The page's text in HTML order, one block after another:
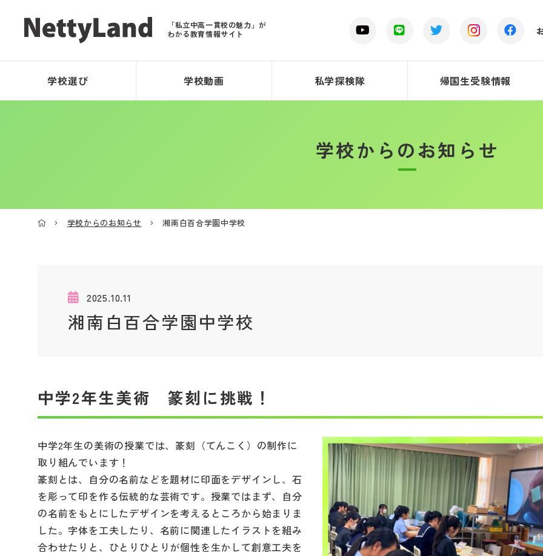
「私立中高一貫校の魅力」が
わかる教育情報サイト
学校選び 学校動画 私学探検隊 帰国生受験情報
学校からのお知らせ
学校からのお知らせ 湘南白百合学園中学校
2025.10.11
湘南白百合学園中学校
中学2年生美術 篆刻に挑戦！
中学2年生の美術の授業では、篆刻（てんこく）の制作に
取り組んでいます！
篆刻とは、自分の名前などを題材に印面をデザインし、石
を彫って印を作る伝統的な芸術です。授業ではまず、自分
の名前をもとにしたデザインを考えるところから始まりま
した。字体を工夫したり、名前に関連したイラストを組み
合わせたりと、ひとりひとりが個性を生かして創意工夫を